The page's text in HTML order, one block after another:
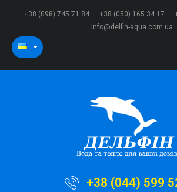
+38 (098) 745 71 84 +38 (050) 165 34 17
info@delfin-aqua.com.ua
+38 (044) 599